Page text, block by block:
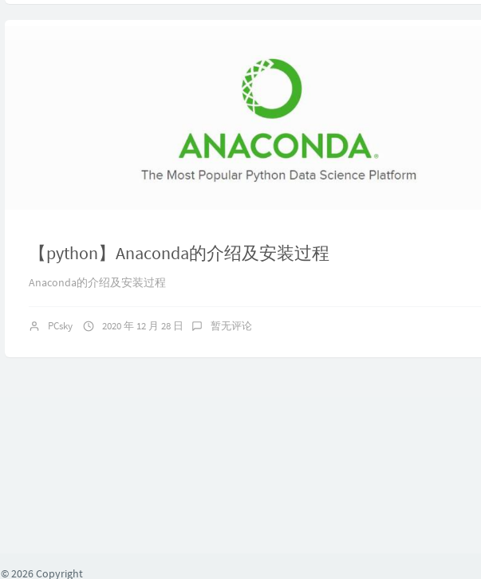
【python】Anaconda的介绍及安装过程
Anaconda的介绍及安装过程
PCsky 2020 年 12 月 28 日 暂无评论
© 2026 Copyright